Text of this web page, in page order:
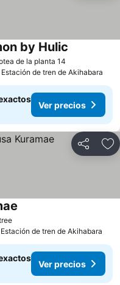
de la planta 14
by Hulic
de tren de Akihabara
Ver precios
Compartir
de tren de Akihabara
Ver precios